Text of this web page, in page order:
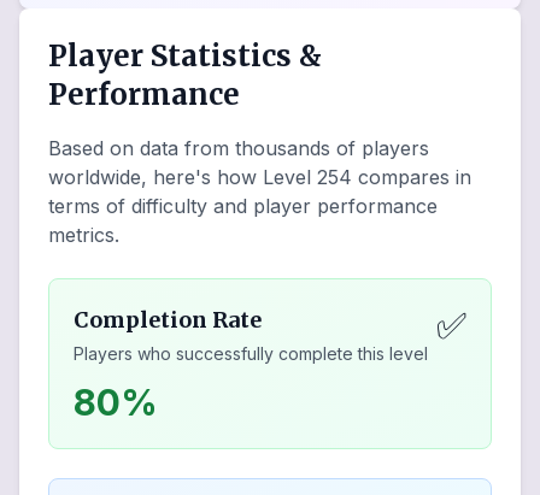
Player Statistics &
Performance
Based on data from thousands of players
worldwide, here's how Level 254 compares in
terms of difficulty and player performance
metrics.
Completion Rate
Players who successfully complete this level
✅
80%